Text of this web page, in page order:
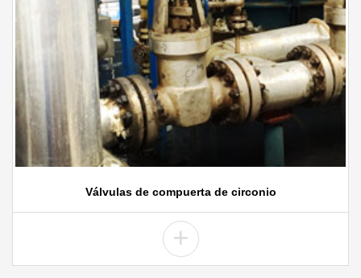
Válvulas de compuerta de circonio
+